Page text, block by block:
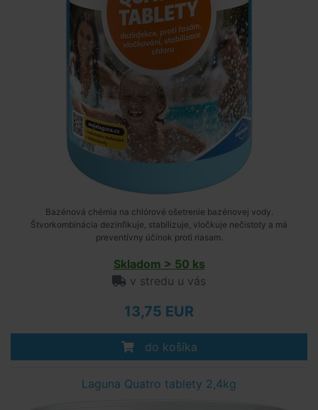
Bazénová chémia na chlórové ošetrenie bazénovej vody.
Štvorkombinácia dezinfikuje, stabilizuje, vločkuje nečistoty a má
preventívny účinok proti riasam.
Skladom > 50 ks
v stredu u vás
13,75 EUR
do košíka
Laguna Quatro tablety 2,4kg